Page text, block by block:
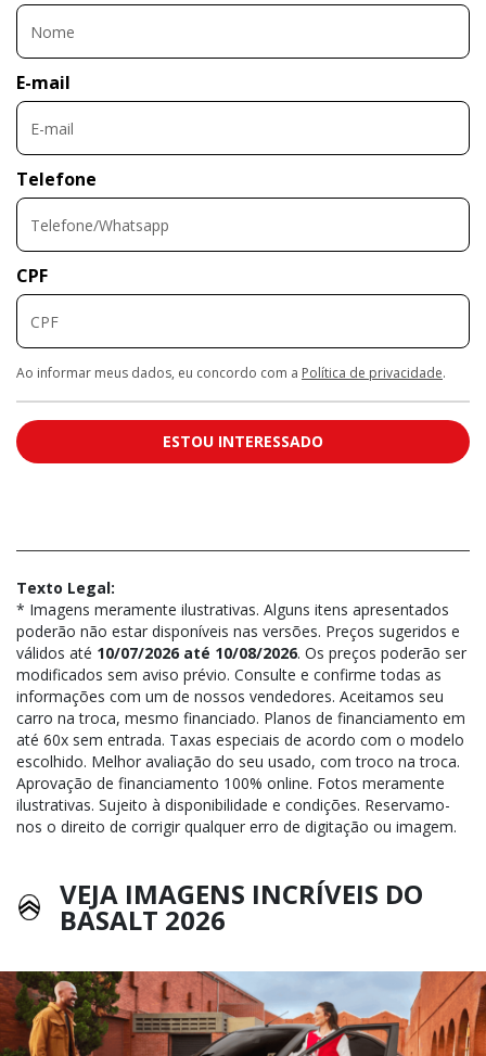
E-mail
Telefone
CPF
Ao informar meus dados, eu concordo com a Política de privacidade.
ESTOU INTERESSADO
Texto Legal:
* Imagens meramente ilustrativas. Alguns itens apresentados
poderão não estar disponíveis nas versões. Preços sugeridos e
válidos até 10/07/2026 até 10/08/2026. Os preços poderão ser
modificados sem aviso prévio. Consulte e confirme todas as
informações com um de nossos vendedores. Aceitamos seu
carro na troca, mesmo financiado. Planos de financiamento em
até 60x sem entrada. Taxas especiais de acordo com o modelo
escolhido. Melhor avaliação do seu usado, com troco na troca.
Aprovação de financiamento 100% online. Fotos meramente
ilustrativas. Sujeito à disponibilidade e condições. Reservamo-
nos o direito de corrigir qualquer erro de digitação ou imagem.
VEJA IMAGENS INCRÍVEIS DO
BASALT 2026